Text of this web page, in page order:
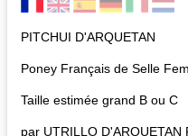
PITCHUI D'ARQUETAN
Poney Français de Selle
Taille estimée grand B ou C
par UTRILLO